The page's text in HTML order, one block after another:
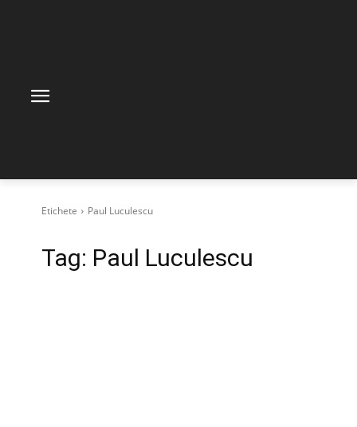
Etichete Paul Luculescu
Tag: Paul Luculescu